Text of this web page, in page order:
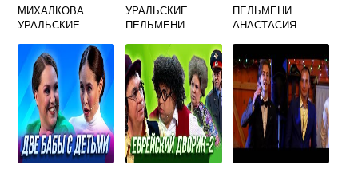
МИХАЛКОВА
УРАЛЬСКИЕ
УРАЛЬСКИЕ
ПЕЛЬМЕНИ
ПЕЛЬМЕНИ
АНАСТАСИЯ